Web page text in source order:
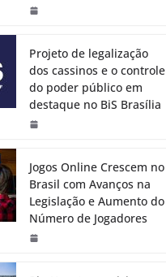
Projeto de legalização
dos cassinos e o controle
do poder público em
destaque no BiS Brasília
Jogos Online Crescem no
Brasil com Avanços na
Legislação e Aumento do
Número de Jogadores